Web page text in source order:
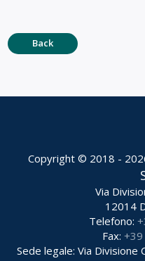
Back
Copyright © 2018 -
Via
12014
Telefono:
Fax:
Sede legale: Via Divisione